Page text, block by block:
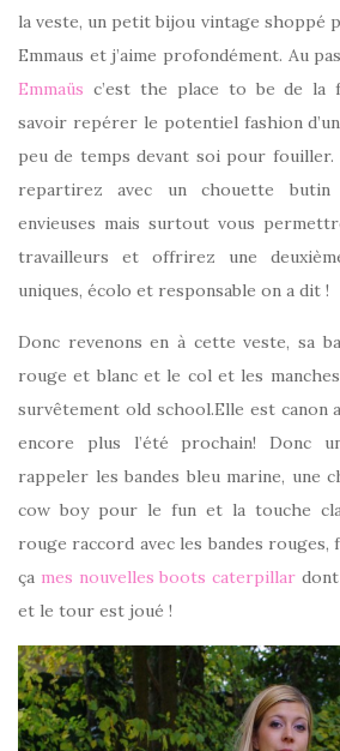
la veste, un petit bijou vintage shoppé
Emmaus et j’aime profondément. Au
Emmaüs c’est the place to be de la
savoir repérer le potentiel fashion
peu de temps devant soi pour fouiller.
repartirez avec un chouette
envieuses mais surtout vous
travailleurs et offrirez une
uniques, écolo et responsable on a dit !
Donc revenons en à cette veste, sa
rouge et blanc et le col et les
survêtement old school.Elle est canon
encore plus l’été prochain! Donc
rappeler les bandes bleu marine, une
cow boy pour le fun et la touche
rouge raccord avec les bandes rouges,
ça mes nouvelles boots caterpillar
et le tour est joué !